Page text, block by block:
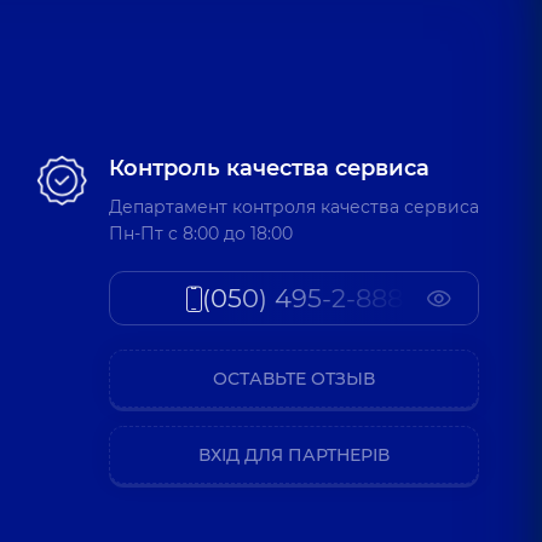
Контроль качества сервиса
Департамент контроля качества сервиса
Пн-Пт c 8:00 до 18:00
(050) 495-2-888
ОСТАВЬТЕ ОТЗЫВ
ВХІД ДЛЯ ПАРТНЕРІВ